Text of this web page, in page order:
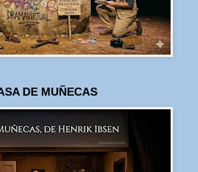
DE MUÑECAS